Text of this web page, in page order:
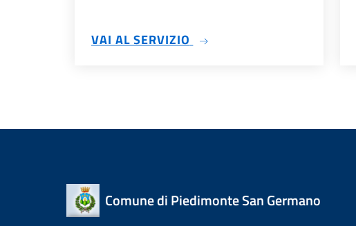
VAI AL SERVIZIO SU TRASPARENZA
Comune di Piedimonte San Germano